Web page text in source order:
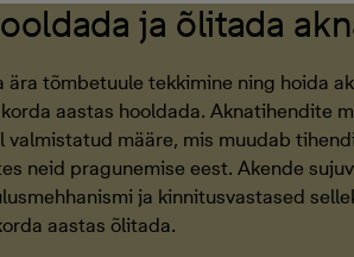
ja õlitada
ära tõmbetuule tekkimine ning hoida
aastas hooldada. Aknatihendite
valmistatud määre, mis muudab
neid pragunemise eest. Akende
ja kinnitusvastased
aastas õlitada.